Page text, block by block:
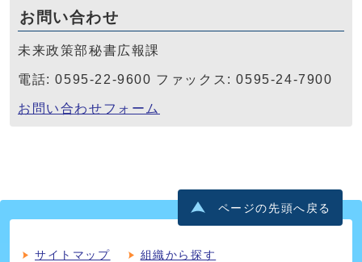
お問い合わせ
未来政策部秘書広報課
電話: 0595-22-9600 ファックス: 0595-24-7900
お問い合わせフォーム
ページの先頭へ戻る
サイトマップ 組織から探す